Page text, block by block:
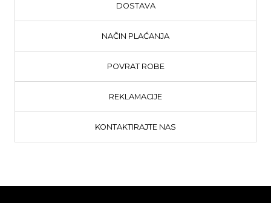
DOSTAVA
NAČIN PLAĆANJA
POVRAT ROBE
REKLAMACIJE
KONTAKTIRAJTE NAS